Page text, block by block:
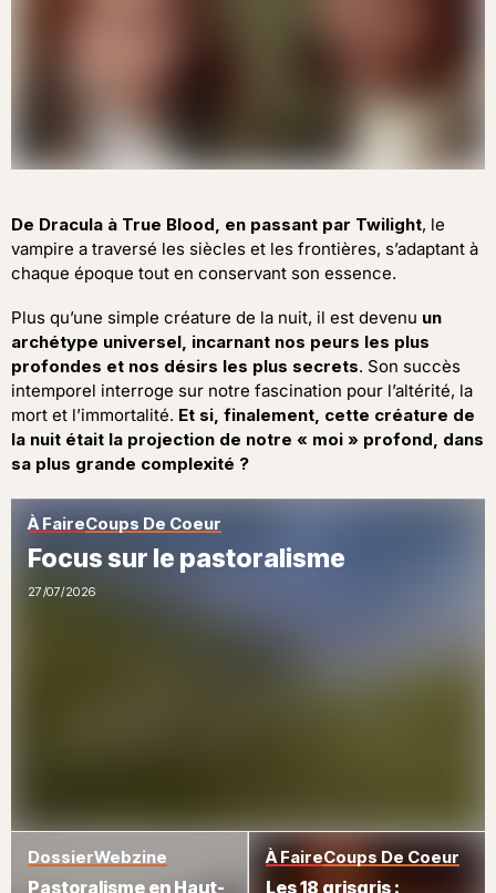
De Dracula à True Blood, en passant par Twilight, le
vampire a traversé les siècles et les frontières, s’adaptant à
chaque époque tout en conservant son essence.
Plus qu’une simple créature de la nuit, il est devenu un
archétype universel, incarnant nos peurs les plus
profondes et nos désirs les plus secrets. Son succès
intemporel interroge sur notre fascination pour l’altérité, la
mort et l’immortalité. Et si, finalement, cette créature de
la nuit était la projection de notre « moi » profond, dans
sa plus grande complexité ?
À FaireCoups De Coeur
Focus sur le pastoralisme
27/07/2026
DossierWebzine
Pastoralisme en Haut-
À FaireCoups De Coeur
Les 18 grisgris :